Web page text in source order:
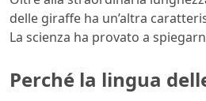
delle giraffe ha un’altra
La scienza ha provato a
Perché la lingua